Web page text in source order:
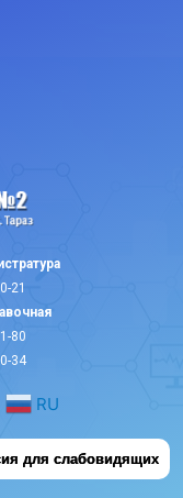
21
80
34
RU
для слабовидящих